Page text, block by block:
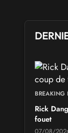
BREAKING
Rick
fouet